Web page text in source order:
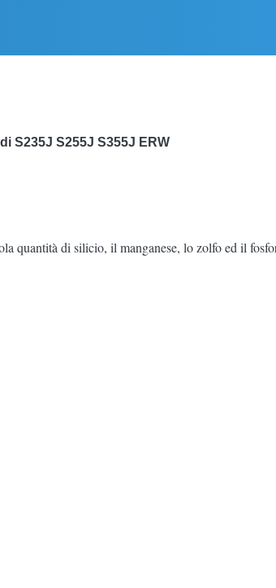
S235J S255J S355J ERW
quantità di silicio, il manganese, lo zolfo ed il